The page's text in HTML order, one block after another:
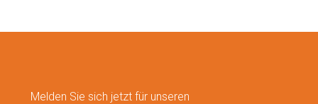
Melden Sie sich jetzt für unseren